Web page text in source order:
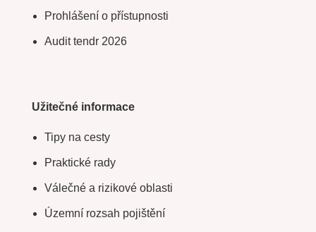
Prohlášení o přístupnosti
Audit tendr 2026
Užitečné informace
Tipy na cesty
Praktické rady
Válečné a rizikové oblasti
Územní rozsah pojištění